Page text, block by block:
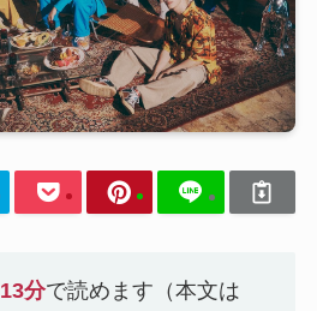
13分で読めます（本文は